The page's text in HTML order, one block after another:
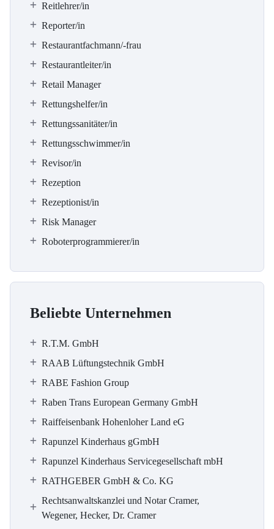
Reitlehrer/in
Reporter/in
Restaurantfachmann/-frau
Restaurantleiter/in
Retail Manager
Rettungshelfer/in
Rettungssanitäter/in
Rettungsschwimmer/in
Revisor/in
Rezeption
Rezeptionist/in
Risk Manager
Roboterprogrammierer/in
Beliebte Unternehmen
R.T.M. GmbH
RAAB Lüftungstechnik GmbH
RABE Fashion Group
Raben Trans European Germany GmbH
Raiffeisenbank Hohenloher Land eG
Rapunzel Kinderhaus gGmbH
Rapunzel Kinderhaus Servicegesellschaft mbH
RATHGEBER GmbH & Co. KG
Rechtsanwaltskanzlei und Notar Cramer,
Wegener, Hecker, Dr. Cramer